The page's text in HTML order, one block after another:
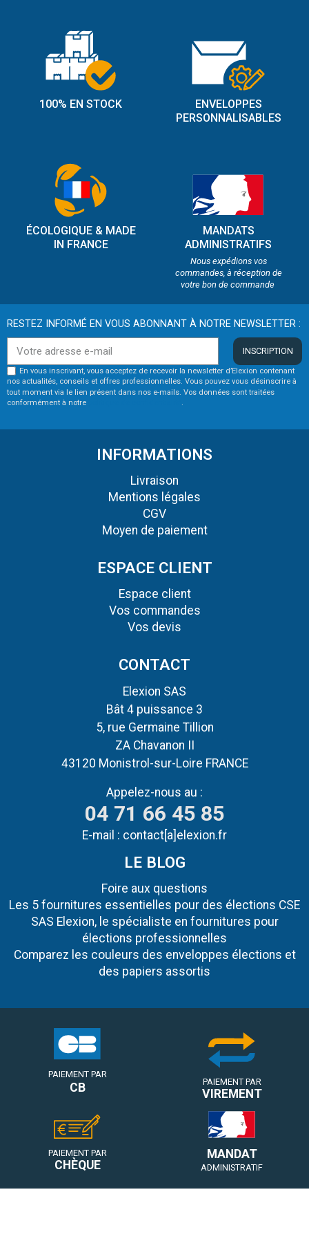
100% EN STOCK
ENVELOPPES
PERSONNALISABLES
ÉCOLOGIQUE & MADE
IN FRANCE
MANDATS
ADMINISTRATIFS
Nous expédions vos
commandes, à réception de
votre bon de commande
RESTEZ INFORMÉ EN VOUS ABONNANT À NOTRE NEWSLETTER :
INSCRIPTION
En vous inscrivant, vous acceptez de recevoir la newsletter d’Elexion contenant
nos actualités, conseils et offres professionnelles. Vous pouvez vous désinscrire à
tout moment via le lien présent dans nos e-mails. Vos données sont traitées
conformément à notre
.
INFORMATIONS
Livraison
Mentions légales
CGV
Moyen de paiement
ESPACE CLIENT
Espace client
Vos commandes
Vos devis
CONTACT
Elexion SAS
Bât 4 puissance 3
5, rue Germaine Tillion
ZA Chavanon II
43120 Monistrol-sur-Loire FRANCE
Appelez-nous au :
04 71 66 45 85
E-mail : contact[a]elexion.fr
LE BLOG
Foire aux questions
Les 5 fournitures essentielles pour des élections CSE
SAS Elexion, le spécialiste en fournitures pour
élections professionnelles
Comparez les couleurs des enveloppes élections et
des papiers assortis
PAIEMENT PAR
CB PAIEMENT PAR
VIREMENT
PAIEMENT PAR
CHÈQUE
MANDAT
ADMINISTRATIF